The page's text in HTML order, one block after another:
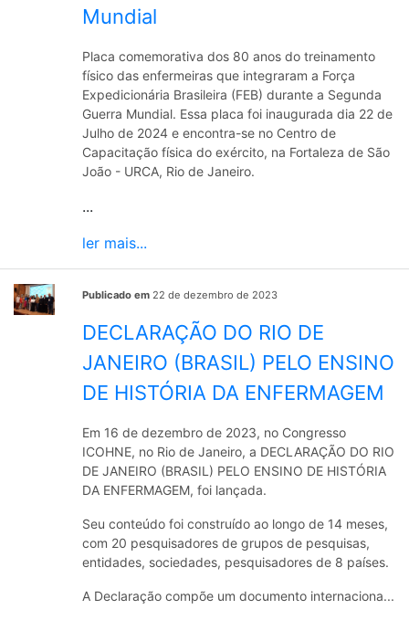
Mundial
Placa comemorativa dos 80 anos do treinamento
físico das enfermeiras que integraram a Força
Expedicionária Brasileira (FEB) durante a Segunda
Guerra Mundial. Essa placa foi inaugurada dia 22 de
Julho de 2024 e encontra-se no Centro de
Capacitação física do exército, na Fortaleza de São
João - URCA, Rio de Janeiro.
...
ler mais...
Publicado em 22 de dezembro de 2023
DECLARAÇÃO DO RIO DE
JANEIRO (BRASIL) PELO ENSINO
DE HISTÓRIA DA ENFERMAGEM
Em 16 de dezembro de 2023, no Congresso
ICOHNE, no Rio de Janeiro, a DECLARAÇÃO DO RIO
DE JANEIRO (BRASIL) PELO ENSINO DE HISTÓRIA
DA ENFERMAGEM, foi lançada.
Seu conteúdo foi construído ao longo de 14 meses,
com 20 pesquisadores de grupos de pesquisas,
entidades, sociedades, pesquisadores de 8 países.
A Declaração compõe um documento internaciona...